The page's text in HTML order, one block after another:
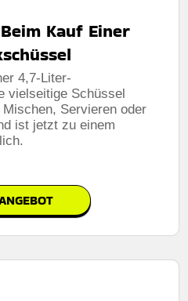
Kauf Einer
4,7-Liter-
vielseitige Schüssel
Servieren oder
ist jetzt zu einem